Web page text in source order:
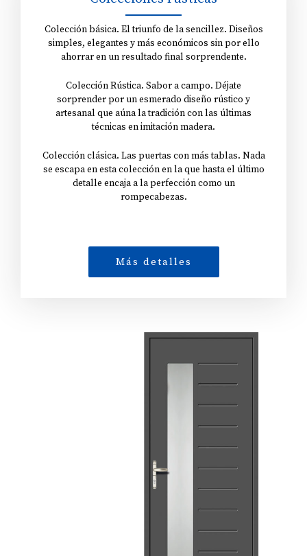
Colección básica. El triunfo de la sencillez. Diseños
simples, elegantes y más económicos sin por ello
ahorrar en un resultado final sorprendente.
Colección Rústica. Sabor a campo. Déjate
sorprender por un esmerado diseño rústico y
artesanal que aúna la tradición con las últimas
técnicas en imitación madera.
Colección clásica. Las puertas con más tablas. Nada
se escapa en esta colección en la que hasta el último
detalle encaja a la perfección como un
rompecabezas.
Más detalles